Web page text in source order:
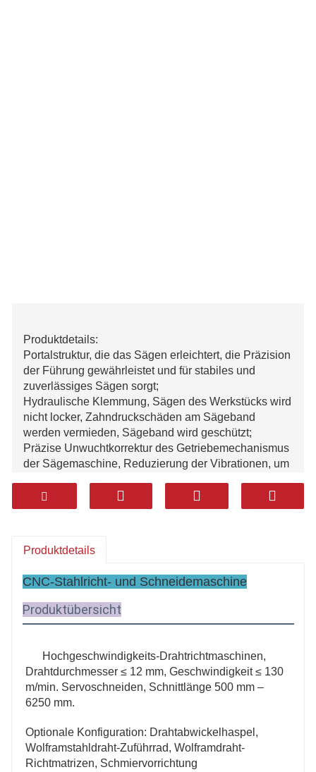
Produktdetails:
Portalstruktur, die das Sägen erleichtert, die Präzision
der Führung gewährleistet und für stabiles und
zuverlässiges Sägen sorgt;
Hydraulische Klemmung, Sägen des Werkstücks wird
nicht locker, Zahndruckschäden am Sägeband
werden vermieden, Sägeband wird geschützt;
Präzise Unwuchtkorrektur des Getriebemechanismus
der Sägemaschine, Reduzierung der Vibrationen, um
der Gürtel bricht nicht so leicht die Zähne;
Die Vorschubgeschwindigkeit ist stufenlos regelbar,
Produktdetails
CNC-Stahlricht- und Schneidemaschine
Produktübersicht
Hochgeschwindigkeits-Drahtrichtmaschinen,
Drahtdurchmesser ≤ 12 mm, Geschwindigkeit ≤ 130
m/min. Servoschneiden, Schnittlänge 500 mm –
6250 mm.
Optionale Konfiguration: Drahtabwickelhaspel,
Wolframstahldraht-Zuführrad, Wolframdraht-
Richtmatrizen, Schmiervorrichtung